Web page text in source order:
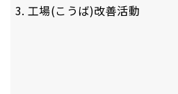
工場(こうば)改善活動